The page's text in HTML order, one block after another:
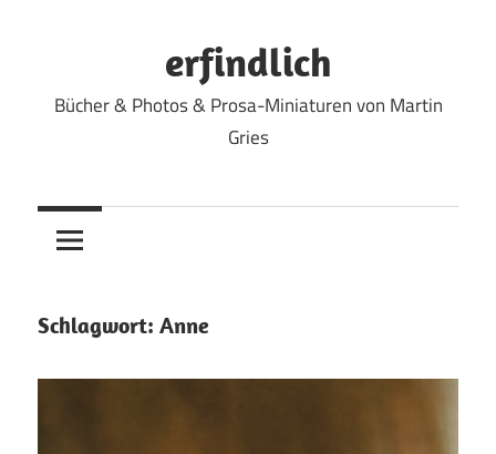
erfindlich
Bücher & Photos & Prosa-Miniaturen von Martin
Gries
Schlagwort: Anne